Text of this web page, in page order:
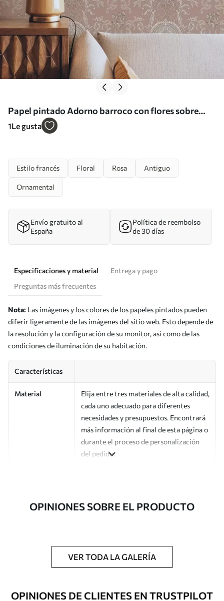
Papel pintado Adorno barroco con flores sobre
fondo rosa Nr. a00160
1Le gusta
Estilo francés Floral Rosa Antiguo
Ornamental
Envío gratuito al
España
Política de reembolso
de 30 días
Especificaciones y material
Entrega y pago
Preguntas más frecuentes
Nota: Las imágenes y los colores de los papeles pintados pueden
diferir ligeramente de las imágenes del sitio web. Esto depende de
la resolución y la configuración de su monitor, así como de las
condiciones de iluminación de su habitación.
Características
Material
Elija entre tres materiales de alta calidad,
cada uno adecuado para diferentes
necesidades y presupuestos. Encontrará
más información al final de esta página o
durante el proceso de personalización
del pedido.
artículo
Impreso bajo pedido y entregado en
rollos de hasta 50 cm de ancho.
Opciones
Disponible con recubrimiento de barniz
OPINIONES SOBRE EL PRODUCTO
VER TODA LA GALERÍA
OPINIONES DE CLIENTES EN TRUSTPILOT